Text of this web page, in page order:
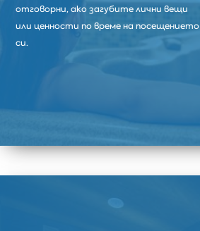
отговорни, ако загубите лични вещи
или ценности по време на посещението
си.